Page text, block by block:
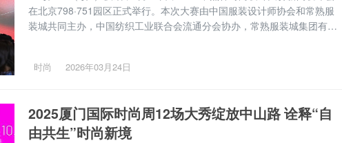
在北京798·751园区正式举行。本次大赛由中国服装设计师协会和常熟服
装城共同主办，中国纺织工业联合会流通分会协办，常熟服装城集团有限
时尚 2026年03月24日
2025厦门国际时尚周12场大秀绽放中山路 诠释“自
由共生”时尚新境